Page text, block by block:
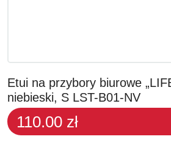
Etui na przybory biurowe
niebieski, S LST-B01-NV
110.00 zł